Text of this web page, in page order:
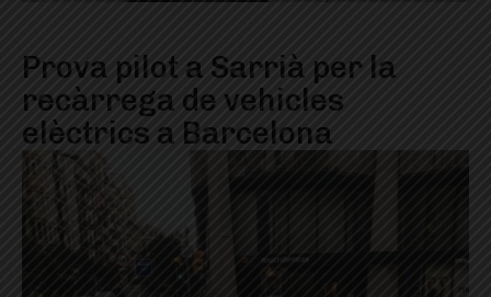
Prova pilot a Sarrià per la
recàrrega de vehicles
elèctrics a Barcelona